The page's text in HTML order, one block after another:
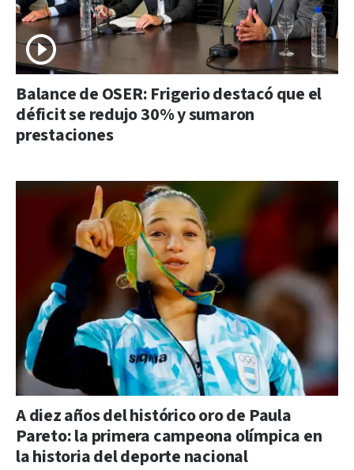
Balance de OSER: Frigerio destacó que el
déficit se redujo 30% y sumaron
prestaciones
A diez años del histórico oro de Paula
Pareto: la primera campeona olímpica en
la historia del deporte nacional